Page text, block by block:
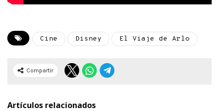
Cine Disney El Viaje de Arlo
Compartir
Artículos relacionados